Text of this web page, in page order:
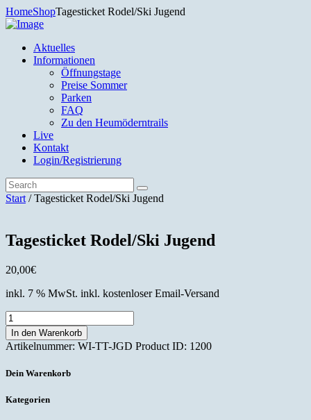
HomeShopTagesticket Rodel/Ski Jugend
Aktuelles
Informationen
Öffnungstage
Preise Sommer
Parken
FAQ
Zu den Heumöderntrails
Live
Kontakt
Login/Registrierung
Start / Tagesticket Rodel/Ski Jugend
Tagesticket Rodel/Ski Jugend
20,00€
inkl. 7 % MwSt. inkl. kostenloser Email-Versand
Tagesticket
Rodel/Ski
Jugend
Menge
In den Warenkorb
Artikelnummer: WI-TT-JGD Product ID: 1200
Dein Warenkorb
Kategorien